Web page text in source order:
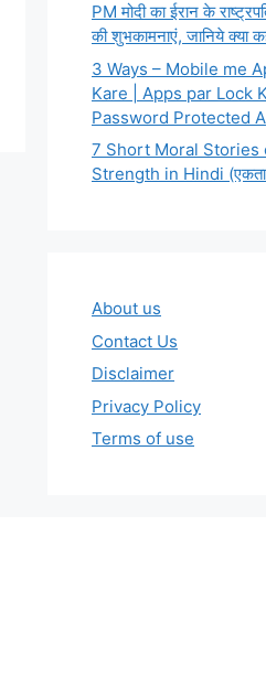
PM मोदी का ईरान के
की शुभकामनाएं, जानिये क्या
3 Ways – Mobile me
Kare | Apps par Lock
Password Protected
7 Short Moral Stories
Strength in Hindi
About us
Contact Us
Disclaimer
Privacy Policy
Terms of use